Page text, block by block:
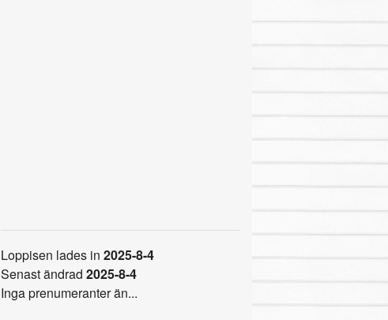
Loppisen lades in 2025-8-4
Senast ändrad 2025-8-4
Inga prenumeranter än...